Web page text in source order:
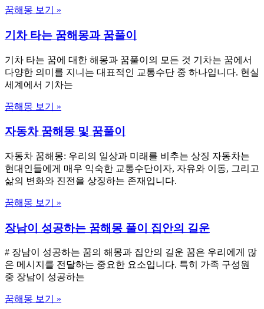
꿈해몽 보기 »
기차 타는 꿈해몽과 꿈풀이
기차 타는 꿈에 대한 해몽과 꿈풀이의 모든 것 기차는 꿈에서
다양한 의미를 지니는 대표적인 교통수단 중 하나입니다. 현실
세계에서 기차는
꿈해몽 보기 »
자동차 꿈해몽 및 꿈풀이
자동차 꿈해몽: 우리의 일상과 미래를 비추는 상징 자동차는
현대인들에게 매우 익숙한 교통수단이자, 자유와 이동, 그리고
삶의 변화와 진전을 상징하는 존재입니다.
꿈해몽 보기 »
장남이 성공하는 꿈해몽 풀이 집안의 길운
# 장남이 성공하는 꿈의 해몽과 집안의 길운 꿈은 우리에게 많
은 메시지를 전달하는 중요한 요소입니다. 특히 가족 구성원
중 장남이 성공하는
꿈해몽 보기 »